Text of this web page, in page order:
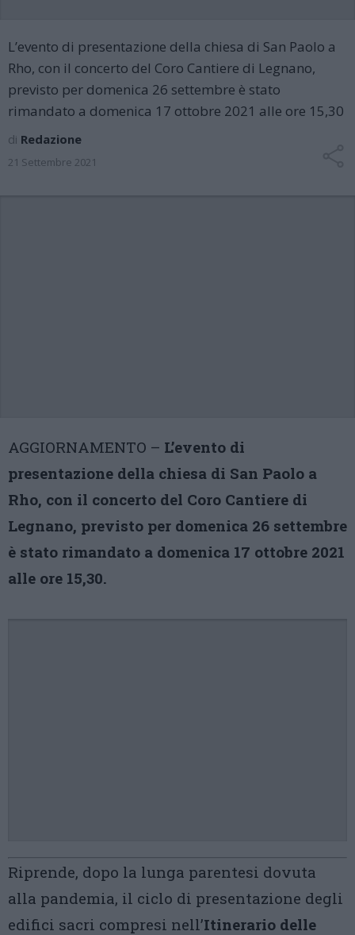
L’evento di presentazione della chiesa di San Paolo a
Rho, con il concerto del Coro Cantiere di Legnano,
previsto per domenica 26 settembre è stato
rimandato a domenica 17 ottobre 2021 alle ore 15,30
di Redazione
21 Settembre 2021
AGGIORNAMENTO – L’evento di
presentazione della chiesa di San Paolo a
Rho, con il concerto del Coro Cantiere di
Legnano, previsto per domenica 26 settembre
è stato rimandato a domenica 17 ottobre 2021
alle ore 15,30.
Riprende, dopo la lunga parentesi dovuta
alla pandemia, il ciclo di presentazione degli
edifici sacri compresi nell’Itinerario delle